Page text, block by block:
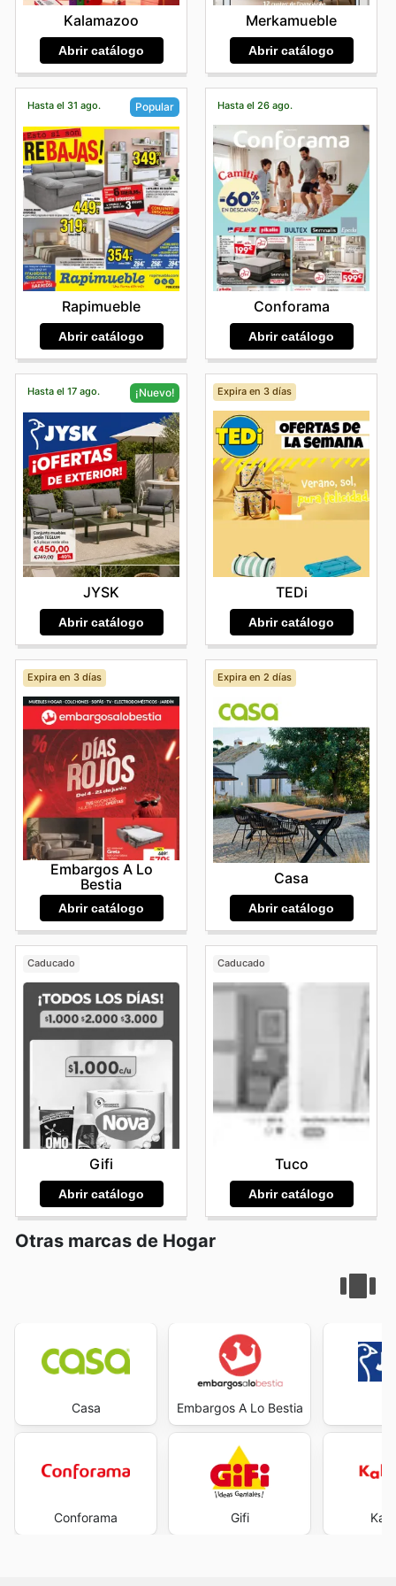
Kalamazoo
Abrir catálogo
Merkamueble
Abrir catálogo
Hasta el 31 ago. Popular
Rapimueble
Abrir catálogo
Hasta el 26 ago.
Conforama
Abrir catálogo
Hasta el 17 ago. ¡Nuevo!
JYSK
Abrir catálogo
Expira en 3 días
TEDi
Abrir catálogo
Expira en 3 días
Embargos A Lo
Bestia
Abrir catálogo
Expira en 2 días
Casa
Abrir catálogo
Caducado
Gifi
Abrir catálogo
Caducado
Tuco
Abrir catálogo
Otras marcas de Hogar
Casa
Conforama
Embargos A Lo Bestia
Gifi